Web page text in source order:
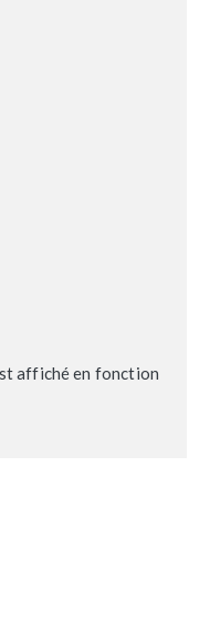
affiché en fonction